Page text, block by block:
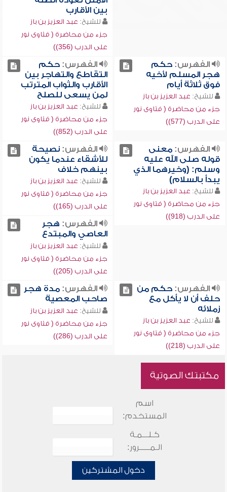
بين الأقارب
للشيخ: عبد العزيز بن باز
جزء من محاضرة ( فتاوى نور
على الدرب (356))
الفهرس:حكم
هجر المسلم لأخيه
فوق ثلاثة أيام
للشيخ: عبد العزيز بن باز
جزء من محاضرة ( فتاوى نور
على الدرب (577))
الفهرس:حكم
التقاطع والتهاجر بين
الأقارب والثواب المترتب
لمن يسعى للصلح
للشيخ: عبد العزيز بن باز
جزء من محاضرة ( فتاوى نور
على الدرب (852))
الفهرس:معنى
قوله صلى الله عليه
وسلم: (وخيرهما الذي
يبدأ بالسلام)
للشيخ: عبد العزيز بن باز
جزء من محاضرة ( فتاوى نور
على الدرب (918))
الفهرس:نصيحة
للأشقاء عندما يكون
بينهم خلاف
للشيخ: عبد العزيز بن باز
جزء من محاضرة ( فتاوى نور
على الدرب (165))
الفهرس: هجر
العاصي والمبتدع
للشيخ: عبد العزيز بن باز
جزء من محاضرة ( فتاوى نور
على الدرب (205))
الفهرس:حكم من
حلف أن لا يأكل مع
زملائه
للشيخ: عبد العزيز بن باز
جزء من محاضرة ( فتاوى نور
على الدرب (218))
الفهرس:مدة هجر
صاحب المعصية
للشيخ: عبد العزيز بن باز
جزء من محاضرة ( فتاوى نور
على الدرب (286))
مكتبتك الصوتية
اسم
المستخدم:
كـلـــمـة
الـمـــــرور:
دخول المشتركين